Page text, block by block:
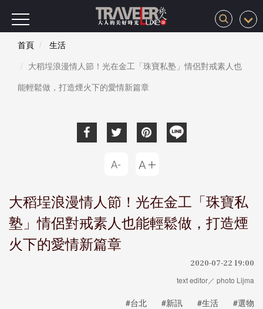
首頁
生活
大稻埕浪漫情人節！光在金工「珠寶私塾」情侶對戒素人也
能輕鬆做，打造煙火下的愛情新篇章
大稻埕浪漫情人節！光在金工「珠寶私
塾」情侶對戒素人也能輕鬆做，打造煙
火下的愛情新篇章
2020-07-22 19:00
text editor／ photo Lijma
#台北 #新訊 #生活 #選物